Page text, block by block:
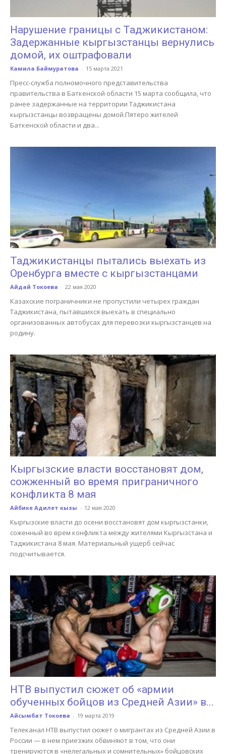
Нарушение границы с Таджикистаном:
Задержанные кыргызстанцы вернулись
домой, их оштрафовали
Камила Баймуратова - 15 марта 2021
Пресс-служба полномочного представительства
правительства в Баткенской области 15 марта сообщила, что
ранее задержанные на территории Таджикистана
кыргызстанцы возвращены домой.Пятеро жителей
Баткенской области и два...
Таджикистанцы пытались выехать из
Оренбурга вместе с кыргызстанцами
Айдай Токоева - 22 мая 2020
Казахские пограничники не пропустили четырех граждан
Таджикистана, пытавшихся выехать в специально
организованных автобусах для перевозки кыргызстанцев на
родину.
Кыргызские власти восстановят дом,
сожженный во время приграничного
конфликта 8 мая
Айбике Адилет кызы - 12 мая 2020
Кыргызские власти до осени восстановят дом кыргызстанки,
соженный во врем конфликта между жителями Кыргызстана и
Таджикистана 8 мая. Материальный ущерб сейчас
подсчитывается.
НТВ выпустил сюжет об «армии
обученных бойцов из Средней Азии» в...
Айсымбат Токоева - 19 марта 2019
Телеканал НТВ выпустил сюжет о мигрантах из Средней Азии в
России — в нем приезжих обвиняют в том, что они
тренируются в «нелегальных и сомнительных» бойцовских